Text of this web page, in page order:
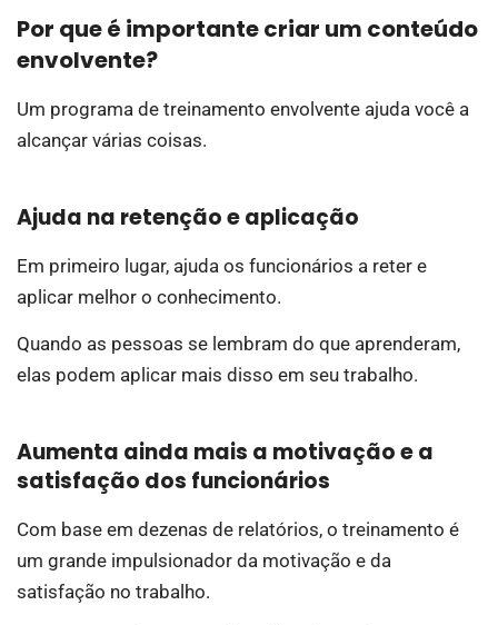
Por que é importante criar um conteúdo
envolvente?
Um programa de treinamento envolvente ajuda você a
alcançar várias coisas.
Ajuda na retenção e aplicação
Em primeiro lugar, ajuda os funcionários a reter e
aplicar melhor o conhecimento.
Quando as pessoas se lembram do que aprenderam,
elas podem aplicar mais disso em seu trabalho.
Aumenta ainda mais a motivação e a
satisfação dos funcionários
Com base em dezenas de relatórios, o treinamento é
um grande impulsionador da motivação e da
satisfação no trabalho.